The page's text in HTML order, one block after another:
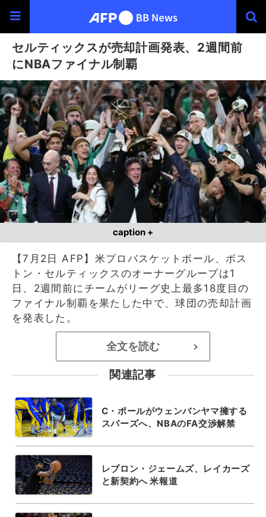
セルティックスが売却計画発表、2週間前
にNBAファイナル制覇
caption +
【7月2日 AFP】米プロバスケットボール、ボス
トン・セルティックスのオーナーグループは1
日、2週間前にチームがリーグ史上最多18度目の
ファイナル制覇を果たした中で、球団の売却計画
を発表した。
全文を読む >
関連記事
C・ポールがウェンバンヤマ擁する
スパーズへ、NBAのFA交渉解禁
レブロン・ジェームズ、レイカーズ
と新契約へ 米報道